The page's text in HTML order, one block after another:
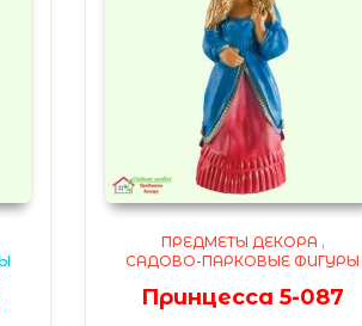
ПРЕДМЕТЫ ДЕКОРА ,
САДОВО-ПАРКОВЫЕ ФИГУРЫ
Принцесса 5-087